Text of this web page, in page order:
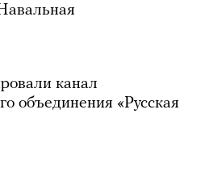
канал
объединения «Русская